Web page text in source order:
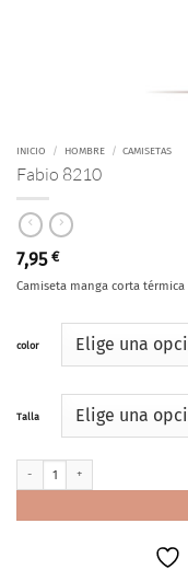
INICIO / HOMBRE / CAMISETAS
Fabio 8210
7,95 €
Camiseta manga corta térmica
color
Talla